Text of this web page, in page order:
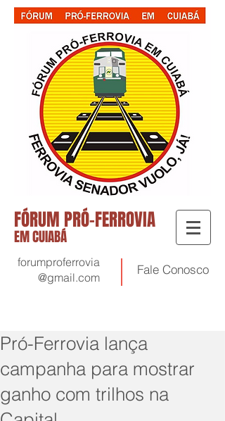
FÓRUM PRÓ-FERROVIA
EM CUIABÁ
forumproferrovia
@gmail.com
Fale Conosco
Pró-Ferrovia lança
campanha para mostrar
ganho com trilhos na